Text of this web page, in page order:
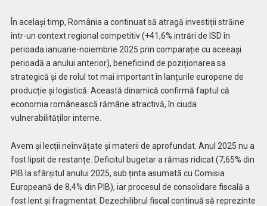
În același timp, România a continuat să atragă investiții străine
într-un context regional competitiv (+41,6% intrări de ISD în
perioada ianuarie-noiembrie 2025 prin comparație cu aceeași
perioadă a anului anterior), beneficiind de poziționarea sa
strategică și de rolul tot mai important în lanțurile europene de
producție și logistică. Această dinamică confirmă faptul că
economia românească rămâne atractivă, în ciuda
vulnerabilităților interne.
Avem și lecții neînvățate și materii de aprofundat. Anul 2025 nu a
fost lipsit de restanțe. Deficitul bugetar a rămas ridicat (7,65% din
PIB la sfârșitul anului 2025, sub ținta asumată cu Comisia
Europeană de 8,4% din PIB), iar procesul de consolidare fiscală a
fost lent și fragmentat. Dezechilibrul fiscal continuă să reprezinte